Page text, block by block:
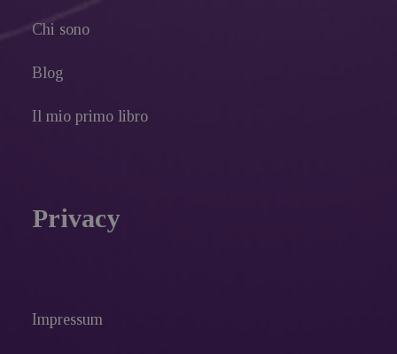
Chi sono
Blog
Il mio primo libro
Privacy
Impressum